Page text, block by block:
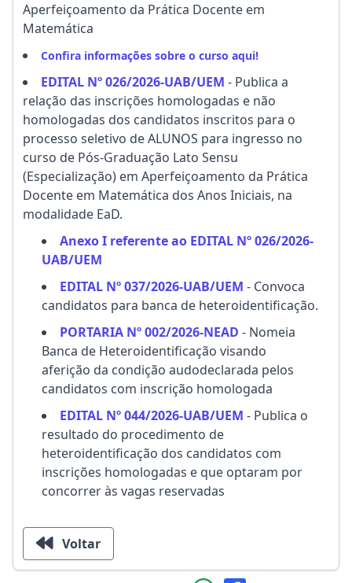
Aperfeiçoamento da Prática Docente em
Matemática
Confira informações sobre o curso aqui!
EDITAL Nº 026/2026-UAB/UEM - Publica a
relação das inscrições homologadas e não
homologadas dos candidatos inscritos para o
processo seletivo de ALUNOS para ingresso no
curso de Pós-Graduação Lato Sensu
(Especialização) em Aperfeiçoamento da Prática
Docente em Matemática dos Anos Iniciais, na
modalidade EaD.
Anexo I referente ao EDITAL Nº 026/2026-
UAB/UEM
EDITAL Nº 037/2026-UAB/UEM - Convoca
candidatos para banca de heteroidentificação.
PORTARIA Nº 002/2026-NEAD - Nomeia
Banca de Heteroidentificação visando
aferição da condição audodeclarada pelos
candidatos com inscrição homologada
EDITAL Nº 044/2026-UAB/UEM - Publica o
resultado do procedimento de
heteroidentificação dos candidatos com
inscrições homologadas e que optaram por
concorrer às vagas reservadas
Voltar